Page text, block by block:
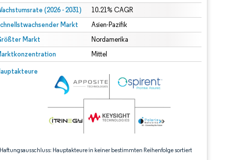
(2026 - 2031) 10.21% CAGR
Markt Asien-Pazifik
Markt Nordamerika
Mittel
Hauptakteure in keiner bestimmten Reihenfolge sortiert
© Mordor Intelligence. Wiederverwendung erfordert Namensnennung gemäß CC BY 4.0.
Namensnennung gemäß CC BY 4.0.